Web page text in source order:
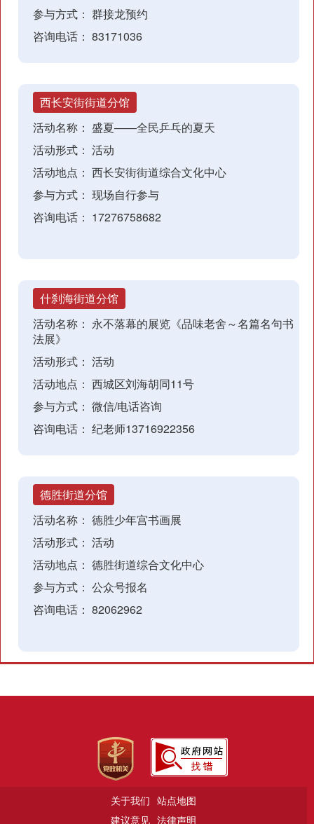
参与方式： 群接龙预约
咨询电话： 83171036
西长安街街道分馆
活动名称： 盛夏——全民乒乓的夏天
活动形式： 活动
活动地点： 西长安街街道综合文化中心
参与方式： 现场自行参与
咨询电话： 17276758682
什刹海街道分馆
活动名称： 永不落幕的展览《品味老舍～名篇名句书
法展》
活动形式： 活动
活动地点： 西城区刘海胡同11号
参与方式： 微信/电话咨询
咨询电话： 纪老师13716922356
德胜街道分馆
活动名称： 德胜少年宫书画展
活动形式： 活动
活动地点： 德胜街道综合文化中心
参与方式： 公众号报名
咨询电话： 82062962
关于我们 站点地图
建议意见 法律声明